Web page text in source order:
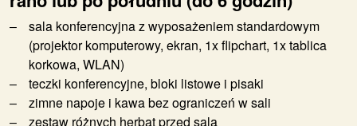
sala konferencyjna z wyposażeniem standardowym
(projektor komputerowy, ekran, 1x flipchart, 1x tablica
korkowa, WLAN)
teczki konferencyjne, bloki listowe i pisaki
zimne napoje i kawa bez ograniczeń w sali
zestaw różnych herbat przed salą